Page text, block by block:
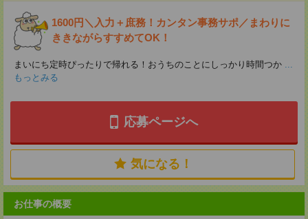
1600円＼入力＋庶務！カンタン事務サポ／まわりに
ききながらすすめてOK！
まいにち定時ぴったりで帰れる！おうちのことにしっかり時間つか ...
もっとみる
応募ページへ
気になる！
お仕事の概要